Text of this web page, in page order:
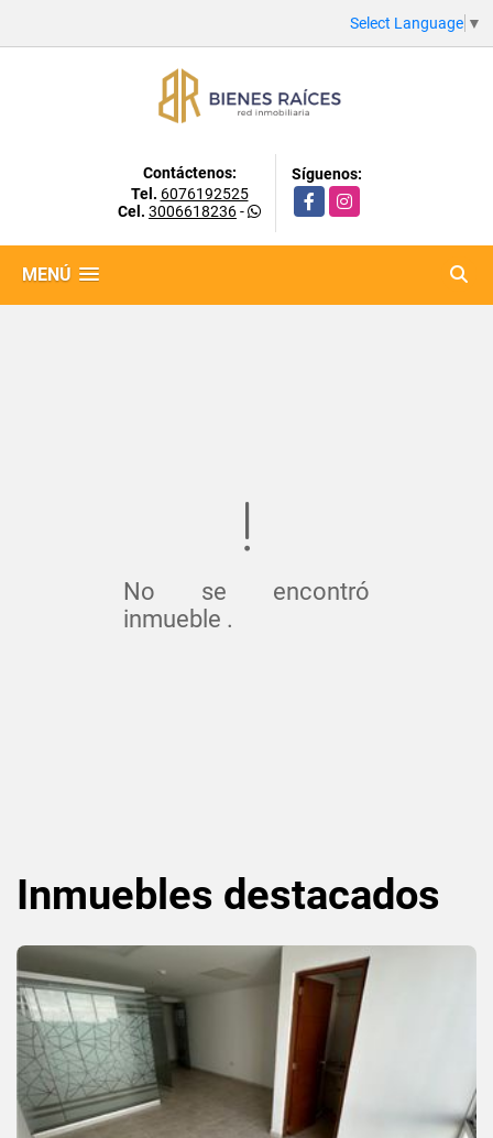
Select Language ▼
Contáctenos:
Tel. 6076192525
Cel. 3006618236-
Síguenos:
FacebookInstagram
MENÚ
No se encontró
inmueble .
Inmuebles destacados